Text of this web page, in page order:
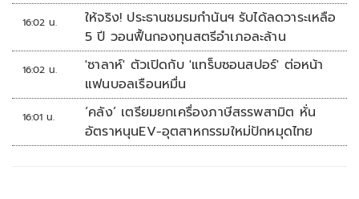
16:02 น.
ให้จริง! ประธานชมรมกำนันฯ รับได้ลดวาระเหลือ
5 ปี วอนฟื้นกองทุนสตรีอำเภอละล้าน
16:02 น.
'ซาลาห์' ตัวเปิดกับ 'แทร็บซอนสปอร์' ต่อหน้า
แฟนบอลเรือนหมื่น
16:01 น.
‘คลัง’ เตรียมยกเครื่องภาษีสรรพสามิต หั่น
อัตราหนุนEV-อุตสาหกรรมใหม่ปักหมุดไทย